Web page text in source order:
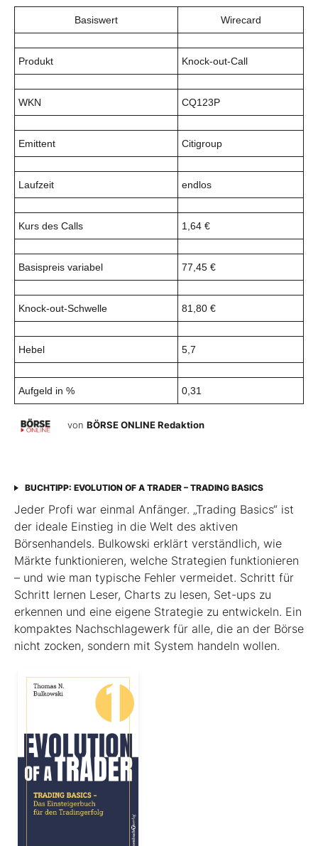
Basiswert Wirecard
Produkt Knock-out-Call
WKN CQ123P
Emittent Citigroup
Laufzeit endlos
Kurs des Calls 1,64 €
Basispreis variabel 77,45 €
Knock-out-Schwelle 81,80 €
Hebel 5,7
Aufgeld in % 0,31
von BÖRSE ONLINE Redaktion
BUCHTIPP: EVOLUTION OF A TRADER – TRADING BASICS
Jeder Profi war einmal Anfänger. „Trading Basics“ ist
der ideale Einstieg in die Welt des aktiven
Börsenhandels. Bulkowski erklärt verständlich, wie
Märkte funktionieren, welche Strategien funktionieren
– und wie man typische Fehler vermeidet. Schritt für
Schritt lernen Leser, Charts zu lesen, Set-ups zu
erkennen und eine eigene Strategie zu entwickeln. Ein
kompaktes Nachschlagewerk für alle, die an der Börse
nicht zocken, sondern mit System handeln wollen.